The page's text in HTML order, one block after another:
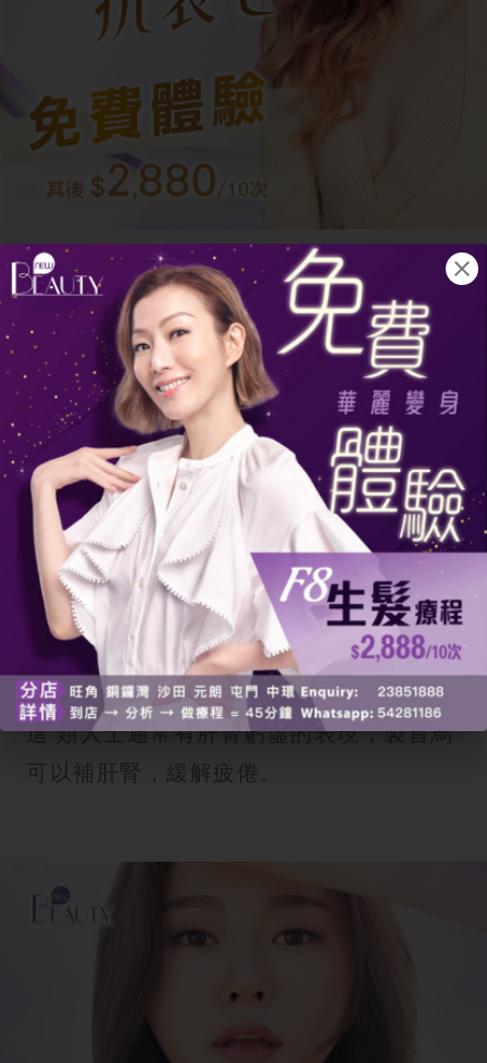
何首烏適合飲用的人士
製首烏具有補益作用，最適合因精血不足
而出現虛損症狀的人：
1.月經色淡量少者
因為製首烏有滋陰養血的功效， 適合血虛
萎黃、月經量少的女性作為調理之用。
2.易腰酸疲倦者
這 類人士通常有肝腎虧虛的表現，製首烏
可以補肝腎，緩解疲倦。